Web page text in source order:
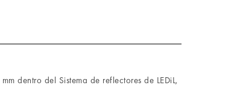
dentro del Sistema de reflectores de LEDiL,